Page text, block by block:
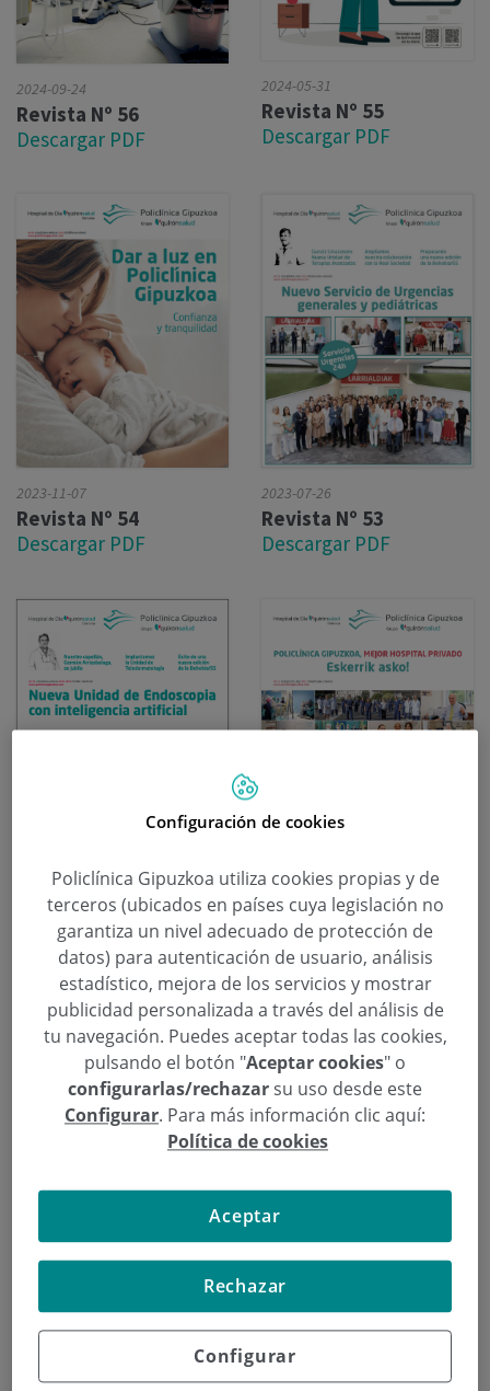
2024-09-24
Revista Nº 56
Descargar PDF
2024-05-31
Revista Nº 55
Descargar PDF
2023-11-07
Revista Nº 54
Descargar PDF
2023-07-26
Revista Nº 53
Descargar PDF
2023-01-02
Revista Nº 52
Descargar PDF
2022-07-07
Revista Nº 51
Descargar PDF
Revista Nº50
2021-07-28
Revista Nº 49
Descargar PDF
Configuración de cookies
Policlínica Gipuzkoa utiliza cookies propias y de
terceros (ubicados en países cuya legislación no
garantiza un nivel adecuado de protección de
datos) para autenticación de usuario, análisis
estadístico, mejora de los servicios y mostrar
publicidad personalizada a través del análisis de
tu navegación. Puedes aceptar todas las cookies,
pulsando el botón "Aceptar cookies" o
configurarlas/rechazarsu uso desde este
Configurar. Para más información clic aquí:
Política de cookies
Configurar
Rechazar
Aceptar